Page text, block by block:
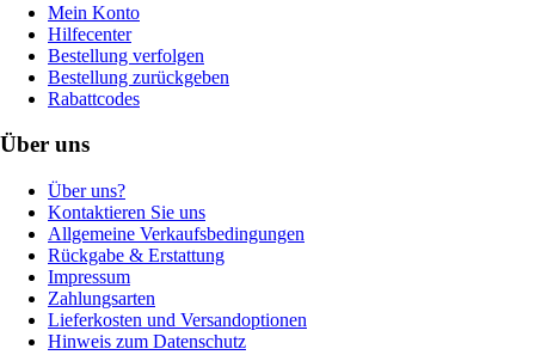
Mein Konto
Hilfecenter
Bestellung verfolgen
Bestellung zurückgeben
Rabattcodes
Über uns
Über uns?
Kontaktieren Sie uns
Allgemeine Verkaufsbedingungen
Rückgabe & Erstattung
Impressum
Zahlungsarten
Lieferkosten und Versandoptionen
Hinweis zum Datenschutz